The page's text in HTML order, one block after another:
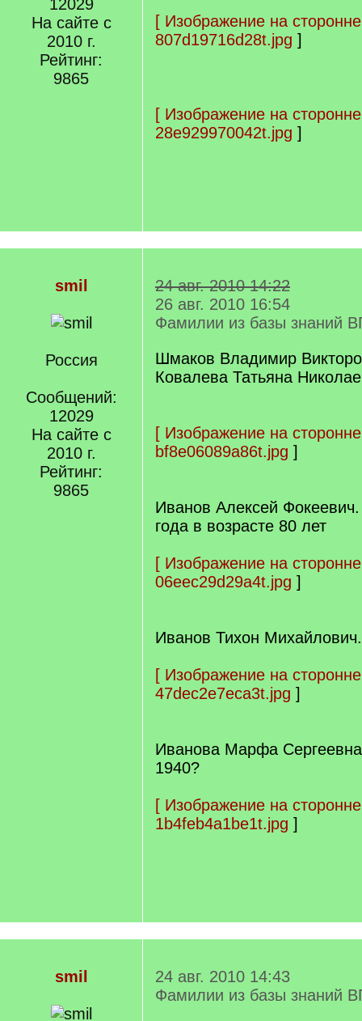
12029
На сайте с
2010 г.
Рейтинг:
9865
[ Изображение на
807d19716d28t.jpg ]
[ Изображение на
28e929970042t.jpg ]
smil
Россия
Сообщений:
12029
На сайте с
2010 г.
Рейтинг:
9865
24 авг. 2010 14:22
26 авг. 2010 16:54
Фамилии из базы знаний
Шмаков Владимир
Ковалева Татьяна
[ Изображение на
bf8e06089a86t.jpg ]
Иванов Алексей
года в возрасте 80 лет
[ Изображение на
06eec29d29a4t.jpg ]
Иванов Тихон
[ Изображение на
47dec2e7eca3t.jpg ]
Иванова Марфа
1940?
[ Изображение на
1b4feb4a1be1t.jpg ]
smil
24 авг. 2010 14:43
Фамилии из базы знаний